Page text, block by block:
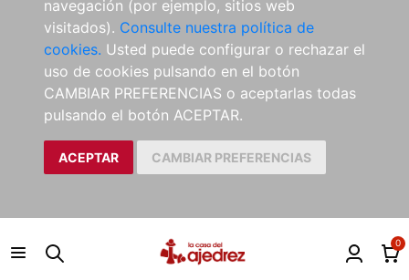
navegación (por ejemplo, sitios web
visitados). Consulte nuestra política de
cookies. Usted puede configurar o rechazar el
uso de cookies pulsando en el botón
CAMBIAR PREFERENCIAS o aceptarlas todas
pulsando el botón ACEPTAR.
ACEPTAR CAMBIAR PREFERENCIAS
0